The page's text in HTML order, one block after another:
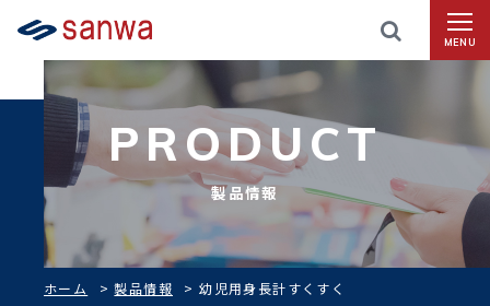
MENU
PRODUCT
製品情報
ホーム >製品情報 >幼児用身長計すくすく